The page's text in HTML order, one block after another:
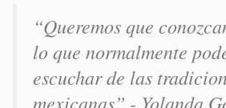
“Queremos que
lo que normalmente
escuchar de las
mexicanas”.- Yolanda